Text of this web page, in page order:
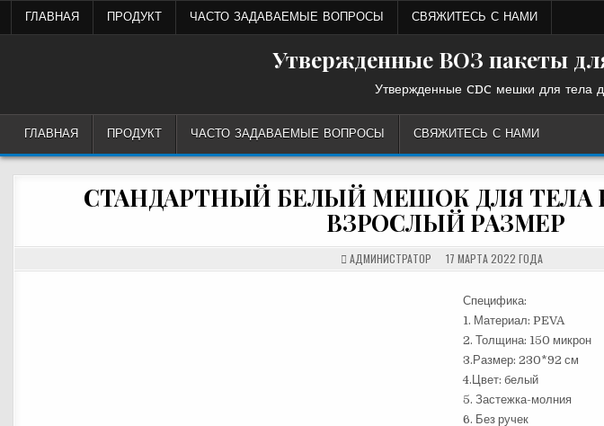
ГЛАВНАЯ ПРОДУКТ ЧАСТО ЗАДАВАЕМЫЕ ВОПРОСЫ СВЯЖИТЕСЬ С НАМИ
Утвержденные ВОЗ пакеты
Утвержденные CDC мешки для тела
ГЛАВНАЯ ПРОДУКТ ЧАСТО ЗАДАВАЕМЫЕ ВОПРОСЫ СВЯЖИТЕСЬ С НАМИ
СТАНДАРТНЫЙ БЕЛЫЙ МЕШОК ДЛЯ ТЕЛА
ВЗРОСЛЫЙ РАЗМЕР
АДМИНИСТРАТОР 17 МАРТА 2022 ГОДА
Специфика:
1. Материал: PEVA
2. Толщина: 150 микрон
3.Размер: 230*92 см
4.Цвет: белый
5. Застежка-молния
6. Без ручек